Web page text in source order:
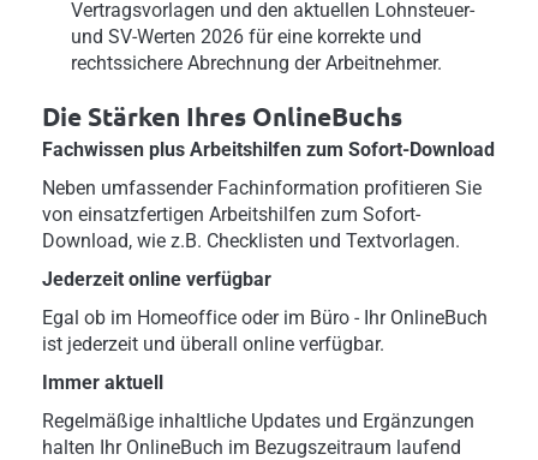
Vertragsvorlagen und den aktuellen Lohnsteuer-
und SV-Werten 2026 für eine korrekte und
rechtssichere Abrechnung der Arbeitnehmer.
Die Stärken Ihres OnlineBuchs
Fachwissen plus Arbeitshilfen zum Sofort-Download
Neben umfassender Fachinformation profitieren Sie
von einsatzfertigen Arbeitshilfen zum Sofort-
Download, wie z.B. Checklisten und Textvorlagen.
Jederzeit online verfügbar
Egal ob im Homeoffice oder im Büro - Ihr OnlineBuch
ist jederzeit und überall online verfügbar.
Immer aktuell
Regelmäßige inhaltliche Updates und Ergänzungen
halten Ihr OnlineBuch im Bezugszeitraum laufend